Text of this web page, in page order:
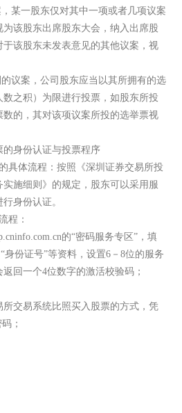
一股东仅对其中一项或者几项议案
该股东出席股东大会，纳入出席股
该股东未发表意见的其他议案，视
案，公司股东应当以其所拥有的选
之积）为限进行投票，如股东所投
的，其对该项议案所投的选举票视
身份认证与投票程序
体流程：按照《深圳证券交易所投
施细则》的规定，股东可以采用服
身份认证。
程：
的“密码服务专区”，填
身份证号”等资料，设置6－8位的服务
回一个4位数字的激活校验码；
交易系统比照买入股票的方式，凭
；